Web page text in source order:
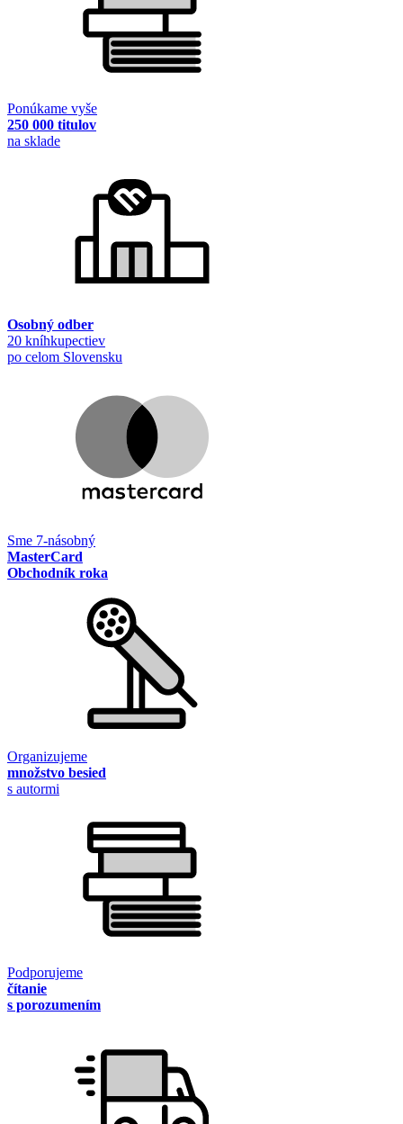
Ponúkame vyše
250 000 titulov
na sklade
Osobný odber
20 kníhkupectiev
po celom Slovensku
Sme 7-násobný
MasterCard
Obchodník roka
Organizujeme
množstvo besied
s autormi
Podporujeme
čítanie
s porozumením